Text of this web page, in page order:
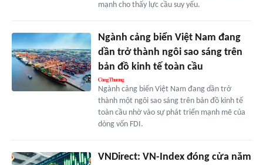
mạnh cho thấy lực cầu suy yếu.
Ngành cảng biển Việt Nam đang
dần trở thành ngôi sao sáng trên
bản đồ kinh tế toàn cầu
Ngành cảng biển Việt Nam đang dần trở
thành một ngôi sao sáng trên bản đồ kinh tế
toàn cầu nhờ vào sự phát triển mạnh mẽ của
dòng vốn FDI.
VNDirect: VN-Index đóng cửa năm